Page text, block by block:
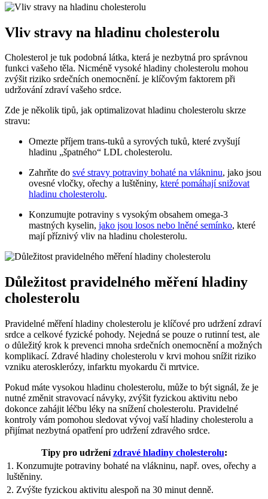
Vliv stravy na hladinu cholesterolu
Cholesterol je tuk podobná látka, která je nezbytná pro správnou
funkci vašeho těla. Nicméně vysoké hladiny cholesterolu mohou
zvýšit riziko srdečních onemocnění. je klíčovým faktorem při
udržování zdraví vašeho srdce.
Zde je několik tipů, jak optimalizovat hladinu cholesterolu skrze
stravu:
Omezte příjem trans-tuků a syrových tuků, které zvyšují
hladinu „špatného“ LDL cholesterolu.
Zahrňte do své stravy potraviny bohaté na vlákninu, jako jsou
ovesné vločky, ořechy a luštěniny, které pomáhají snižovat
hladinu cholesterolu.
Konzumujte potraviny s vysokým obsahem omega-3
mastných kyselin, jako jsou losos nebo lněné semínko, které
mají příznivý vliv na hladinu cholesterolu.
Důležitost pravidelného měření hladiny
cholesterolu
Pravidelné měření hladiny cholesterolu je klíčové pro udržení zdraví
srdce a celkové fyzické pohody. Nejedná se pouze o rutinní test, ale
o důležitý krok k prevenci mnoha srdečních onemocnění a možných
komplikací. Zdravé hladiny cholesterolu v krvi mohou snížit riziko
vzniku aterosklerózy, infarktu myokardu či mrtvice.
Pokud máte vysokou hladinu cholesterolu, může to být signál, že je
nutné změnit stravovací návyky, zvýšit fyzickou aktivitu nebo
dokonce zahájit léčbu léky na snížení cholesterolu. Pravidelné
kontroly vám pomohou sledovat vývoj vaší hladiny cholesterolu a
přijímat nezbytná opatření pro udržení zdravého srdce.
Tipy pro udrženízdravé hladiny cholesterolu:
1. Konzumujte potraviny bohaté na vlákninu, např. oves, ořechy a
luštěniny.
2. Zvýšte fyzickou aktivitu alespoň na 30 minut denně.